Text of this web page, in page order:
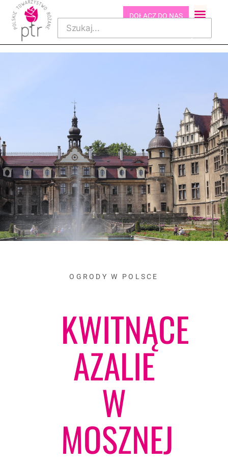
DOŁĄCZ DO NAS
OGRODY W POLSCE
KWITNĄCE
AZALIE
W
MOSZNEJ